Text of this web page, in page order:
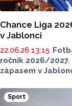
Chance Liga
v Jablonci
22.06.26 13:15
ročník 2026/
zápasem v
kole proti Mladé
Sport